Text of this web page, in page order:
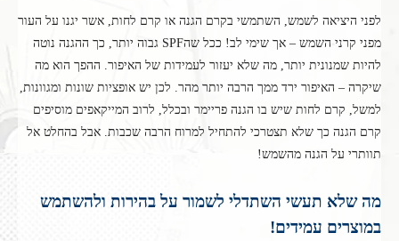
לפני היציאה לשמש, השתמשי בקרם הגנה או קרם לחות, אשר יגנו על העור
מפני קרני השמש – אך שימי לב! ככל שהSPF גבוה יותר, כך ההגנה נוטה
להיות שמנונית יותר, מה שלא יעזור לעמידות של האיפור. ההפך הוא מה
שיקרה – האיפור ירד ממך הרבה יותר מהר. לכן יש אופציות שונות ומגוונות,
למשל, קרם לחות שיש בו הגנה פריימר ובכלל, לרוב המייקאפים מוסיפים
קרם הגנה כך שלא תצטרכי להתחיל למרוח הרבה שכבות. אבל בהחלט אל
תוותרי על הגנה מהשמש!
מה שלא תעשי השתדלי לשמור על בהירות ולהשתמש
במוצרים עמידים!